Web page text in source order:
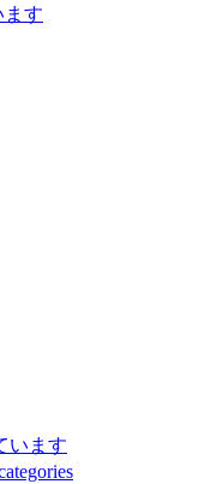
ます
います